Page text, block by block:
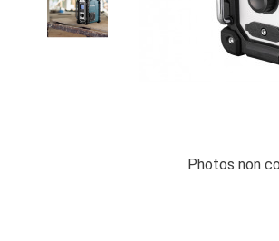
Photos non